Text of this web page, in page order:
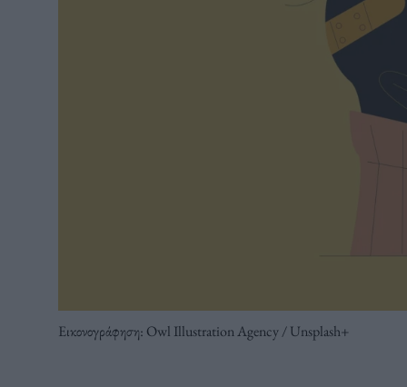
Εικονογράφηση: Owl Illustration Agency / Unsplash+